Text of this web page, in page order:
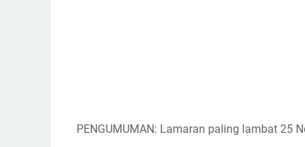
PENGUMUMAN: Lamaran paling lambat 25